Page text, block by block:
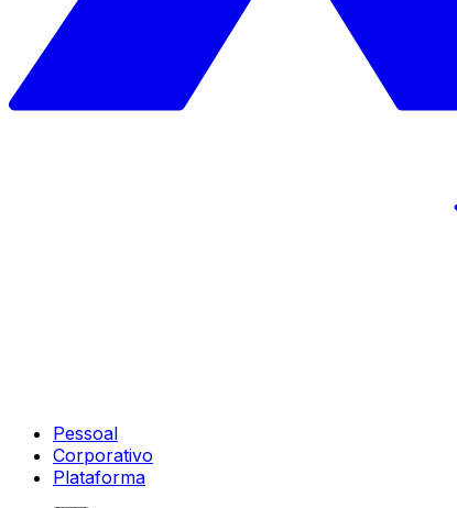
Pessoal
Corporativo
Plataforma